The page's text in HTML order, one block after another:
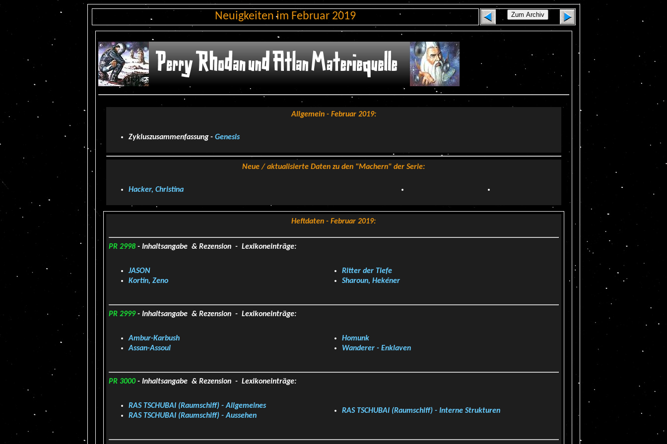
Neuigkeiten im Februar 2019
Allgemein - Februar 2019:
Zykluszusammenfassung - Genesis
Neue / aktualisierte Daten zu den "Machern" der Serie:
Hacker, Christina
Heftdaten - Februar 2019:
PR 2998 - Inhaltsangabe & Rezension - Lexikoneinträge:
JASON
Kortin, Zeno
Ritter der Tiefe
Sharoun, Hekéner
PR 2999- Inhaltsangabe & Rezension - Lexikoneinträge:
Ambur-Karbush
Assan-Assoul
Homunk
Wanderer - Enklaven
PR 3000- Inhaltsangabe & Rezension - Lexikoneinträge:
RAS TSCHUBAI (Raumschiff) - Allgemeines
RAS TSCHUBAI (Raumschiff) - Aussehen
RAS TSCHUBAI (Raumschiff) - Interne Strukturen